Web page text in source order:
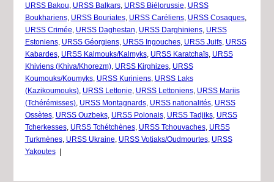
URSS Bakou
URSS Balkars, URSS Biélorussie
URSS
Boukhariens, URSS Bouriates, URSS Caréliens, URSS Cosaques,
URSS Crimée
URSS Daghestan URSS Darghiniens, URSS
Estoniens, URSS Géorgiens, URSS Ingouches, URSS Juifs, URSS
Kabardes, URSS Kalmouks/Kalmyks, URSS Karatchaïs, URSS
Khiviens (Khiva/Khorezm), URSS Kirghizes, URSS
Koumouks/Koumyks, URSS Kuriniens, URSS Laks
(Kazikoumouks), URSS Lettonie URSS Lettoniens, URSS Mariis
(Tchérémisses), URSS Montagnards, URSS nationalités, URSS
Ossètes, URSS Ouzbeks, URSS Polonais, URSS Tadjiks, URSS
Tcherkesses, URSS Tchétchènes, URSS Tchouvaches, URSS
Turkmènes, URSS Ukraine URSS Votiaks/Oudmourtes, URSS
Yakoutes